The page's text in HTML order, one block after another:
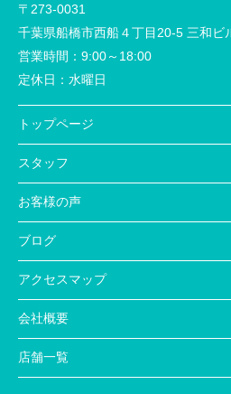
〒273-0031
千葉県船橋市西船４丁目20-5 三和ビ
営業時間： 9:00～18:00
定休日： 水曜日
トップページ
スタッフ
お客様の声
ブログ
アクセスマップ
会社概要
店舗一覧